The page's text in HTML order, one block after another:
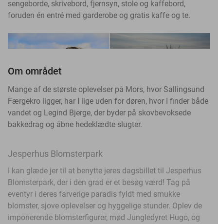
sengeborde, skrivebord, fjernsyn, stole og kaffebord,
foruden én entré med garderobe og gratis kaffe og te.
Om området
Mange af de største oplevelser på Mors, hvor Sallingsund
Færgekro ligger, har I lige uden for døren, hvor I finder både
vandet og Legind Bjerge, der byder på skovbevoksede
bakkedrag og åbne hedeklædte slugter.
Jesperhus Blomsterpark
I kan glæde jer til at benytte jeres dagsbillet til Jesperhus
Blomsterpark, der i den grad er et besøg værd! Tag på
eventyr i deres farverige paradis fyldt med smukke
blomster, sjove oplevelser og hyggelige stunder. Oplev de
imponerende blomsterfigurer, mød Jungledyret Hugo, og